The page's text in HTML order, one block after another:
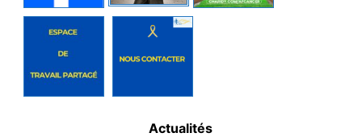
Actualités